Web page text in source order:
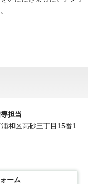
担当
和区高砂三丁目15番1
ーム